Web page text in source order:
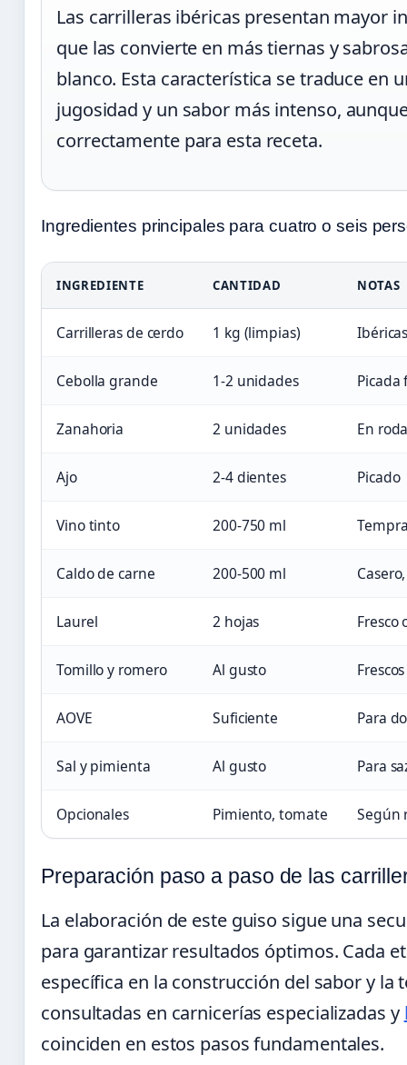
Las carrilleras ibéricas presentan mayor
que las convierte en más tiernas y
blanco. Esta característica se traduce en
jugosidad y un sabor más intenso,
correctamente para esta receta.
Ingredientes principales para cuatro o seis
INGREDIENTE CANTIDAD NOTAS
Carrilleras de cerdo 1 kg (limpias)
Cebolla grande 1-2 unidades
Zanahoria 2 unidades En
Ajo 2-4 dientes Picado
Vino tinto 200-750 ml
Caldo de carne 200-500 ml
Laurel 2 hojas Fresco
Tomillo y romero Al gusto
AOVE Suficiente Para
Sal y pimienta Al gusto Para
Opcionales Pimiento, tomate Según
Preparación paso a paso de las
La elaboración de este guiso sigue una
para garantizar resultados óptimos. Cada
específica en la construcción del sabor y la
consultadas en carnicerías especializadas y
coinciden en estos pasos fundamentales.